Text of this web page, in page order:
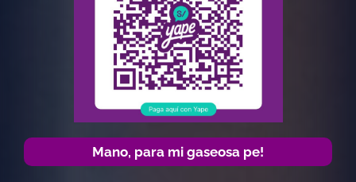
Mano, para mi gaseosa pe!